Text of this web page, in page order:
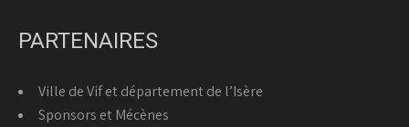
PARTENAIRES
Ville de Vif et département de l’Isère
Sponsors et Mécènes